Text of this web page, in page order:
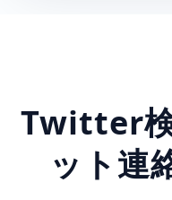
Twitter
ット連